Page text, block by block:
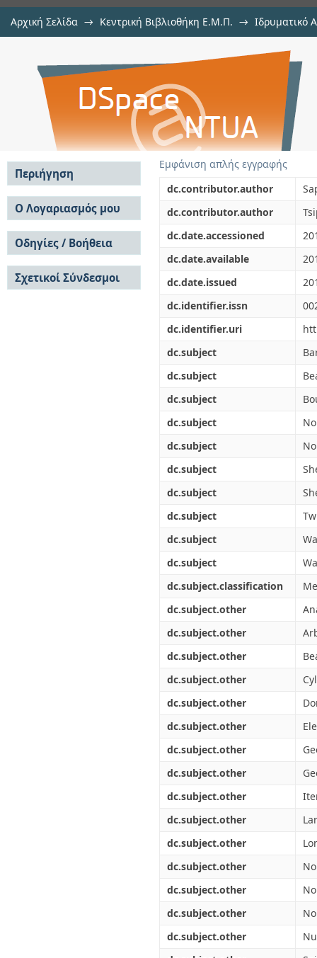
Αρχική Σελίδα → Κεντρική Βιβλιοθήκη Ε.Μ.Π. → Ιδρυματικό
Non-linear elastic non-uniform
BEM
Εμφάνιση απλής εγγραφής
dc.contributor.author
dc.contributor.author
dc.date.accessioned
dc.date.available
dc.date.issued
dc.identifier.issn
dc.identifier.uri
dc.subject
dc.subject
dc.subject
dc.subject
dc.subject
dc.subject
dc.subject
dc.subject
dc.subject
dc.subject
dc.subject.classification
dc.subject.other
dc.subject.other
dc.subject.other
dc.subject.other
dc.subject.other
dc.subject.other
dc.subject.other
dc.subject.other
dc.subject.other
dc.subject.other
dc.subject.other
dc.subject.other
dc.subject.other
dc.subject.other
dc.subject.other
Περιήγηση
Σε όλο το DSpace
Κοινότητες & Συλλογές
Ανά Ημερομηνία
Έκδοσης
Συγγραφείς
Τίτλοι
Θέματα
Ο Λογαριασμός μου
Σύνδεση
Εγγραφή
Οδηγίες / Βοήθεια
Οδηγίες Υποβολής
Οδηγίες Χρήσης ΙΑ
Συχνές Ερωτήσεις
Σχετικοί Σύνδεσμοι